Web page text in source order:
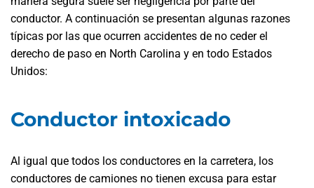
conductor. A continuación se presentan algunas razones
típicas por las que ocurren accidentes de no ceder el
derecho de paso en North Carolina y en todo Estados
Unidos:
Conductor intoxicado
Al igual que todos los conductores en la carretera, los
conductores de camiones no tienen excusa para estar